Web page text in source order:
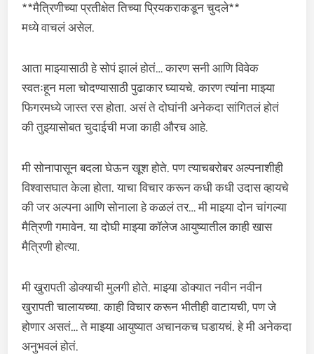
**मैत्रिणीच्या प्रतीक्षेत तिच्या प्रियकराकडून चुदले**
मध्ये वाचलं असेल.
आता माझ्यासाठी हे सोपं झालं होतं… कारण सनी आणि विवेक
स्वतःहून मला चोदण्यासाठी पुढाकार घ्यायचे. कारण त्यांना माझ्या
फिगरमध्ये जास्त रस होता. असं ते दोघांनी अनेकदा सांगितलं होतं
की तुझ्यासोबत चुदाईची मजा काही औरच आहे.
मी सोनापासून बदला घेऊन खूश होते. पण त्याचबरोबर अल्पनाशीही
विश्वासघात केला होता. याचा विचार करून कधी कधी उदास व्हायचे
की जर अल्पना आणि सोनाला हे कळलं तर… मी माझ्या दोन चांगल्या
मैत्रिणी गमावेन. या दोघी माझ्या कॉलेज आयुष्यातील काही खास
मैत्रिणी होत्या.
मी खुरापती डोक्याची मुलगी होते. माझ्या डोक्यात नवीन नवीन
खुरापती चालायच्या. काही विचार करून भीतीही वाटायची, पण जे
होणार असतं… ते माझ्या आयुष्यात अचानकच घडायचं. हे मी अनेकदा
अनुभवलं होतं.